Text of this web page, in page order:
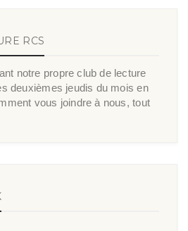
RCS
notre propre club de lecture
deuxièmes jeudis du mois en
vous joindre à nous, tout